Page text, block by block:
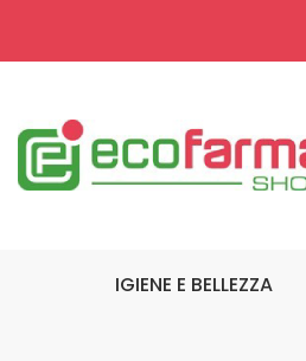
IGIENE E BELLEZZA